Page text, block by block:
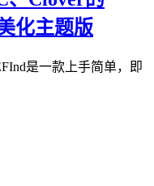
化主题版
是一款上手简单，即